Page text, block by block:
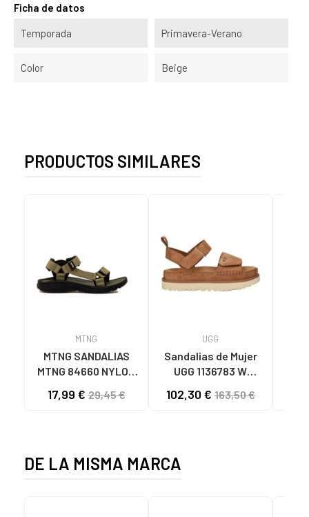
Ficha de datos
Temporada Primavera-Verano
Color Beige
PRODUCTOS SIMILARES
MTNG
MTNG SANDALIAS
MTNG 84660 NYLON
C59785 - - NYLON
17,99 €29,45 €
UGG
Sandalias de Mujer
UGG 1136783 W
CHESTNUT
102,30 €163,50 €
DE LA MISMA MARCA